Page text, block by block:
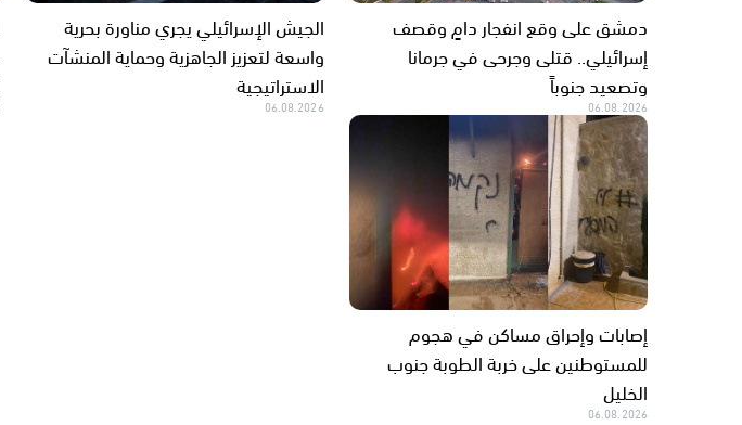
دمشق على وقع انفجار دامٍ وقصف
إسرائيلي.. قتلى وجرحى في جرمانا
وتصعيد جنوباً
06.08.2026
الجيش الإسرائيلي يجري مناورة بحرية
واسعة لتعزيز الجاهزية وحماية المنشآت
الاستراتيجية
06.08.2026
إصابات وإحراق مساكن في هجوم
للمستوطنين على خربة الطوبة جنوب
الخليل
06.08.2026